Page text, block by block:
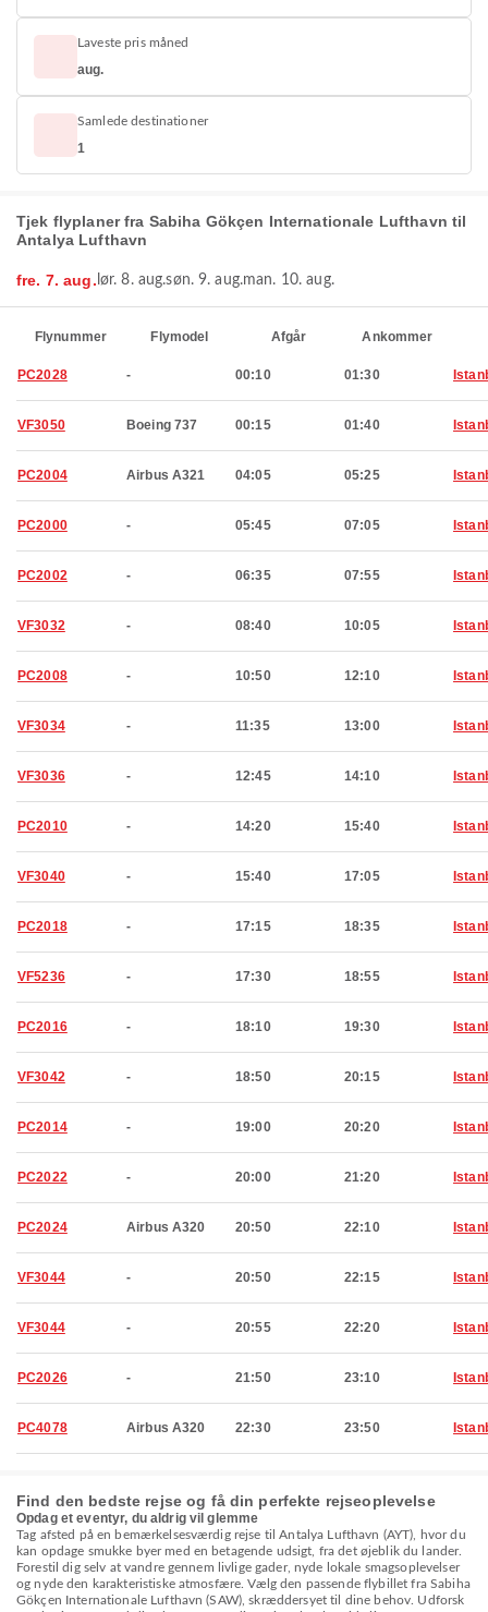
Laveste pris måned
aug.
Samlede destinationer
1
Tjek flyplaner fra Sabiha Gökçen Internationale Lufthavn til
Antalya Lufthavn
fre. 7. aug. lør. 8. aug.søn. 9. aug.man. 10. aug.
Flynummer Flymodel Afgår Ankommer
PC2028 - 00:10 01:30
VF3050 Boeing 737 00:15 01:40
PC2004 Airbus A321 04:05 05:25
PC2000 - 05:45 07:05
PC2002 - 06:35 07:55
VF3032 - 08:40 10:05
PC2008 - 10:50 12:10
VF3034 - 11:35 13:00
VF3036 - 12:45 14:10
PC2010 - 14:20 15:40
VF3040 - 15:40 17:05
PC2018 - 17:15 18:35
VF5236 - 17:30 18:55
PC2016 - 18:10 19:30
VF3042 - 18:50 20:15
PC2014 - 19:00 20:20
PC2022 - 20:00 21:20
PC2024 Airbus A320 20:50 22:10
VF3044 - 20:50 22:15
VF3044 - 20:55 22:20
PC2026 - 21:50 23:10
PC4078 Airbus A320 22:30 23:50
Find den bedste rejse og få din perfekte rejseoplevelse
Opdag et eventyr, du aldrig vil glemme
Tag afsted på en bemærkelsesværdig rejse til Antalya Lufthavn (AYT), hvor du
kan opdage smukke byer med en betagende udsigt, fra det øjeblik du lander.
Forestil dig selv at vandre gennem livlige gader, nyde lokale smagsoplevelser
og nyde den karakteristiske atmosfære. Vælg den passende flybillet fra Sabiha
Gökçen Internationale Lufthavn (SAW), skræddersyet til dine behov. Udforsk